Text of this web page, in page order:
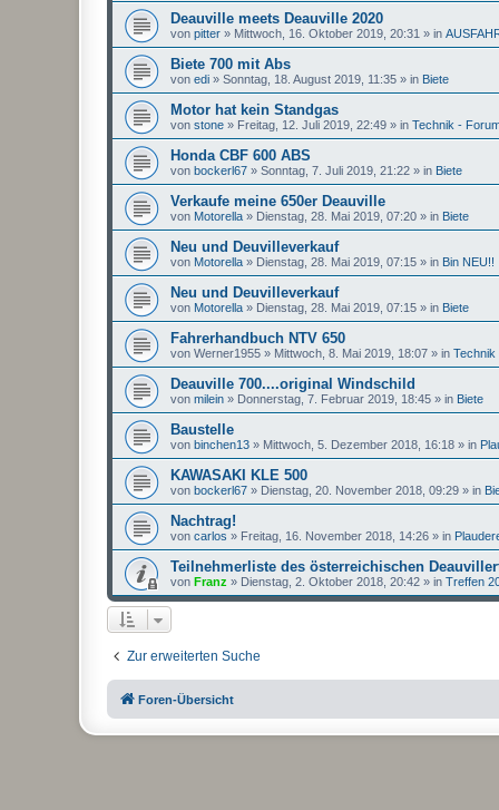
Deauville meets Deauville 2020
von pitter » Mittwoch, 16. Oktober 2019, 20:31 » in
Biete 700 mit Abs
von edi » Sonntag, 18. August 2019, 11:35 » in Biete
Motor hat kein Standgas
von stone » Freitag, 12. Juli 2019, 22:49 » in Technik -
Honda CBF 600 ABS
von bockerl67 » Sonntag, 7. Juli 2019, 21:22 » in Biete
Verkaufe meine 650er Deauville
von Motorella » Dienstag, 28. Mai 2019, 07:20 » in Biete
Neu und Deuvilleverkauf
von Motorella » Dienstag, 28. Mai 2019, 07:15 » in Bin NEU!!
Neu und Deuvilleverkauf
von Motorella » Dienstag, 28. Mai 2019, 07:15 » in Biete
Fahrerhandbuch NTV 650
von Werner1955 » Mittwoch, 8. Mai 2019, 18:07 » in Technik
Deauville 700....original Windschild
von milein » Donnerstag, 7. Februar 2019, 18:45 » in Biete
Baustelle
von binchen13 » Mittwoch, 5. Dezember 2018, 16:18 » in
KAWASAKI KLE 500
von bockerl67 » Dienstag, 20. November 2018, 09:29 » in
Nachtrag!
von carlos » Freitag, 16. November 2018, 14:26 » in
Teilnehmerliste des österreichischen
von Franz » Dienstag, 2. Oktober 2018, 20:42 » in Treffen
Zur erweiterten Suche
Foren-Übersicht